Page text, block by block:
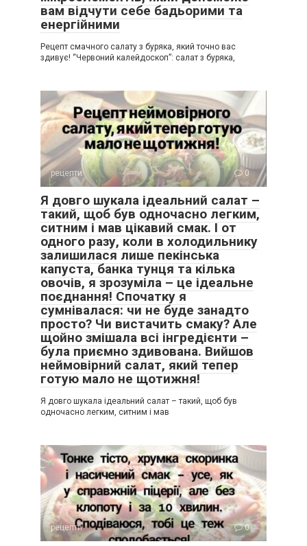
вам відчути себе бадьорими та
енергійними
Рецепт смачного салату з буряка, який точно вас
здивує! “Червоний калейдоскоп”: салат з буряка,
рецепти 0
Я довго шукала ідеальний салат –
такий, щоб був одночасно легким,
ситним і мав цікавий смак. І от
одного разу, коли в холодильнику
залишилася лише пекінська
капуста, банка тунця та кілька
овочів, я зрозуміла – це ідеальне
поєднання! Спочатку я
сумнівалася: чи не буде занадто
просто? Чи вистачить смаку? Але
щойно змішала всі інгредієнти –
була приємно здивована. Вийшов
неймовірний салат, який тепер
готую мало не щотижня!
Я довго шукала ідеальний салат – такий, щоб був
одночасно легким, ситним і мав
рецепти 0